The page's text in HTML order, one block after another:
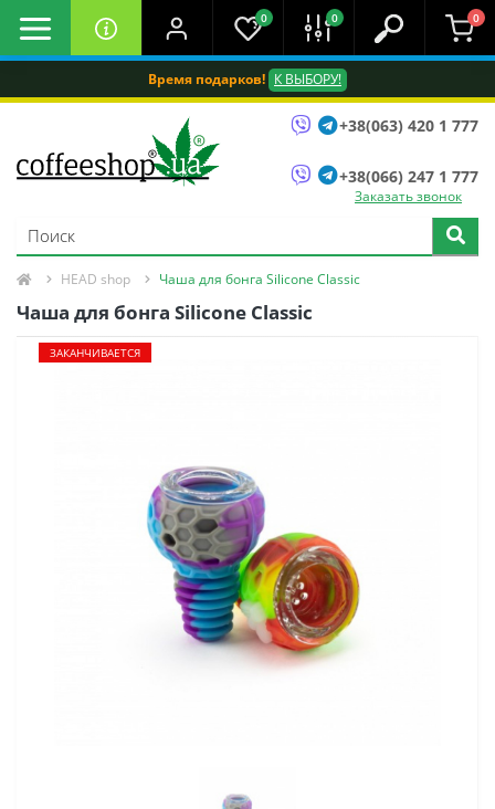
Время подарков! К ВЫБОРУ!
0 0 0
+38(063) 420 1 777
+38(066) 247 1 777
Заказать звонок
HEAD shop Чаша для бонга Silicone Classic
Чаша для бонга Silicone Classic
ЗАКАНЧИВАЕТСЯ